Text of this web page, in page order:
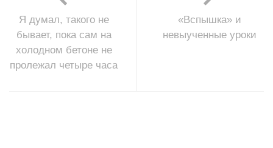
Я думал, такого не
бывает, пока сам на
холодном бетоне не
пролежал четыре часа
«Вспышка» и
невыученные уроки